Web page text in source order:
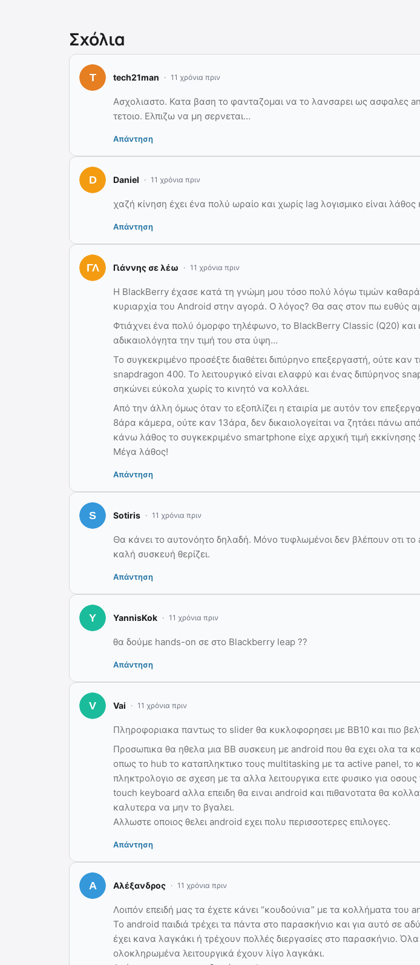
Σχόλια
tech21man 11 χρόνια πριν
Ασχολιαστο. Κατα βαση το φανταζομαι να το λανσαρει ως ασφαλες
τετοιο. Ελπιζω να μη σερνεται…
Απάντηση
Daniel 11 χρόνια πριν
χαζή κίνηση έχει ένα πολύ ωραίο και χωρίς lag λογισμικο είναι λάθος
Απάντηση
Γιάννης σε λέω 11 χρόνια πριν
Η BlackBerry έχασε κατά τη γνώμη μου τόσο πολύ λόγω τιμών
κυριαρχία του Android στην αγορά. Ο λόγος? Θα σας στον πω ευθύς
Φτιάχνει ένα πολύ όμορφο τηλέφωνο, το BlackBerry Classic (Q20) και
αδικαιολόγητα την τιμή του στα ύψη…
Το συγκεκριμένο προσέξτε διαθέτει διπύρηνο επεξεργαστή, ούτε καν
snapdragon 400. Το λειτουργικό είναι ελαφρύ και ένας διπύρηνος
σηκώνει εύκολα χωρίς το κινητό να κολλάει.
Από την άλλη όμως όταν το εξοπλίζει η εταιρία με αυτόν τον
8άρα κάμερα, ούτε καν 13άρα, δεν δικαιολογείται να ζητάει πάνω
κάνω λάθος το συγκεκριμένο smartphone είχε αρχική τιμή
Μέγα λάθος!
Απάντηση
Sotiris 11 χρόνια πριν
Θα κάνει το αυτονόητο δηλαδή. Μόνο τυφλωμένοι δεν βλέπουν οτι το
καλή συσκευή θερίζει.
Απάντηση
YannisKok 11 χρόνια πριν
θα δούμε hands-on σε στο Blackberry leap ??
Απάντηση
Vai 11 χρόνια πριν
Πληροφοριακα παντως το slider θα κυκλοφορησει με BB10 και πιο
Προσωπικα θα ηθελα μια BB συσκευη με android που θα εχει ολα τα
οπως το hub το καταπληκτικο τους multitasking με τα active panel, το
πληκτρολογιο σε σχεση με τα αλλα λειτουργικα ειτε φυσικο για οσους
touch keyboard αλλα επειδη θα ειναι android και πιθανοτατα θα
καλυτερα να μην το βγαλει.
Αλλωστε οποιος θελει android εχει πολυ περισσοτερες επιλογες.
Απάντηση
Αλέξανδρος 11 χρόνια πριν
Λοιπόν επειδή μας τα έχετε κάνει “κουδούνια” με τα κολλήματα του
Το android παιδιά τρέχει τα πάντα στο παρασκήνιο και για αυτό σε
έχει κανα λαγκάκι ή τρέχουν πολλές διεργασίες στο παρασκήνιο.
ολοκληρωμένα λειτουργικά έχουν λίγο λαγκάκι.